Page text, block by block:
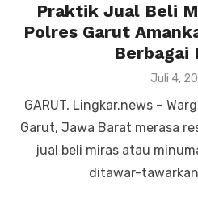
Praktik Jual Beli
Polres Garut
Berbagai
Posted
Juli 4,
GARUT, Lingkar.news –
Garut, Jawa Barat merasa
jual beli miras atau
ditawar-